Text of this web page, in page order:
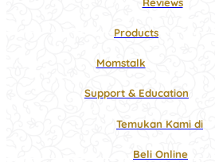
Products
Momstalk
Support & Education
Temukan Kami di
Beli Online